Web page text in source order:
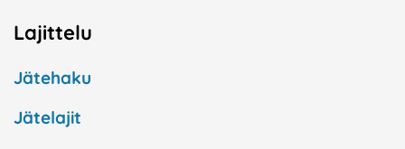
Lajittelu
Jätehaku
Jätelajit